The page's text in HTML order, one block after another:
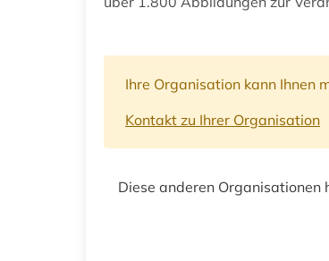
Ihre Organisation kann Ihnen
Kontakt zu Ihrer Organisation
Diese anderen Organisationen